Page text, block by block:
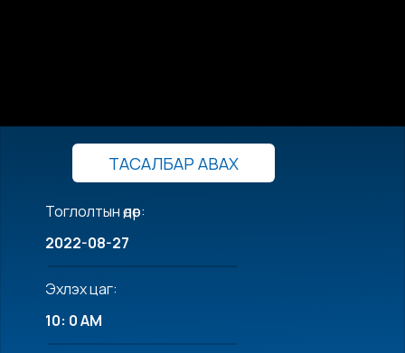
ТАСАЛБАР АВАХ
Тоглолтын өдөр:
2022-08-27
Эхлэх цаг:
10: 0 AM